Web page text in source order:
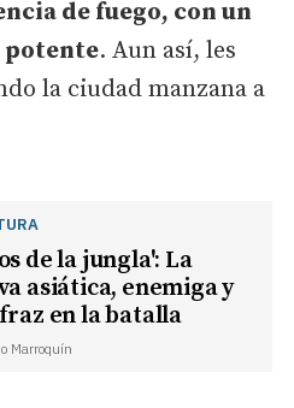
de fuego, con un
potente. Aun así, les
la ciudad manzana a
de la jungla': La
asiática, enemiga y
en la batalla
Marroquín